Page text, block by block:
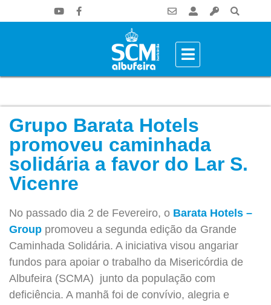
Grupo Barata Hotels
promoveu caminhada
solidária a favor do Lar S.
Vicenre
No passado dia 2 de Fevereiro, o Barata Hotels –
Group promoveu a segunda edição da Grande
Caminhada Solidária. A iniciativa visou angariar
fundos para apoiar o trabalho da Misericórdia de
Albufeira (SCMA) junto da população com
deficiência. A manhã foi de convívio, alegria e